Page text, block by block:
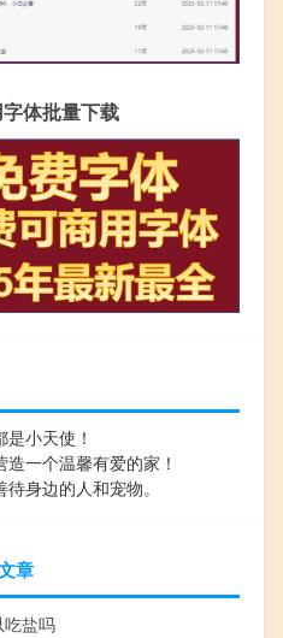
体批量下载
小天使！
一个温馨有爱的家！
身边的人和宠物。
章
吃盐吗